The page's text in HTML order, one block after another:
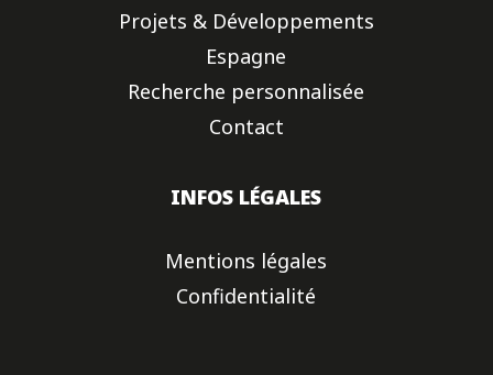
Projets & Développements
Espagne
Recherche personnalisée
Contact
INFOS LÉGALES
Mentions légales
Confidentialité